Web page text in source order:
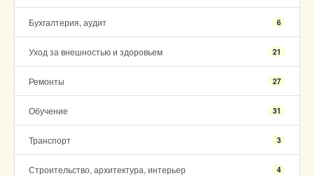
Бухгалтерия, аудит 6
Уход за внешностью и здоровьем 21
Ремонты 27
Обучение 31
Транспорт 3
Строительство, архитектура, интерьер 4